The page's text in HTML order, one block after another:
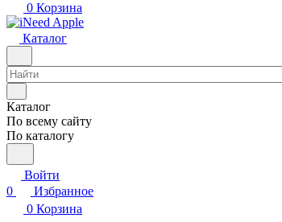
0 Корзина
Каталог
Каталог
По всему сайту
По каталогу
Войти
0
Избранное
0 Корзина